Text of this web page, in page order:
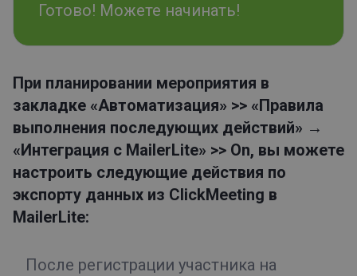
Готово! Можете начинать!
При планировании мероприятия в
закладке «Автоматизация» >> «Правила
выполнения последующих действий» →
«Интеграция с MailerLite» >> On, вы можете
настроить следующие действия по
экспорту данных из ClickMeeting в
MailerLite:
После регистрации участника на